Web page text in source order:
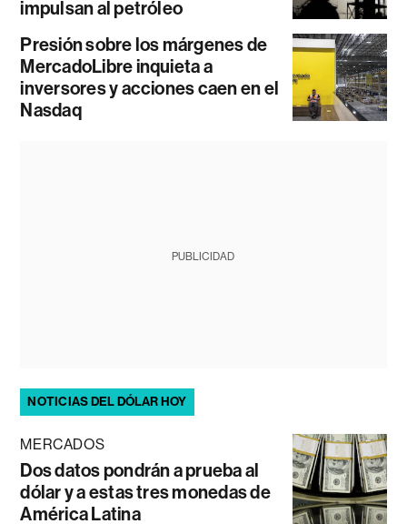
impulsan al petróleo
Presión sobre los márgenes de
MercadoLibre inquieta a
inversores y acciones caen en el
Nasdaq
PUBLICIDAD
NOTICIAS DEL DÓLAR HOY
MERCADOS
Dos datos pondrán a prueba al
dólar y a estas tres monedas de
América Latina